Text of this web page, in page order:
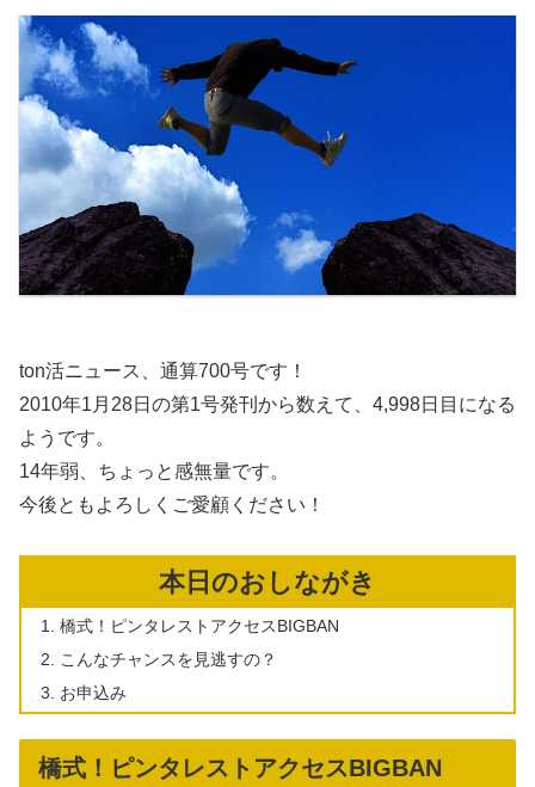
ton活ニュース、通算700号です！
2010年1月28日の第1号発刊から数えて、4,998日目になる
ようです。
14年弱、ちょっと感無量です。
今後ともよろしくご愛顧ください！
本日のおしながき
橋式！ピンタレストアクセスBIGBAN
こんなチャンスを見逃すの？
お申込み
橋式！ピンタレストアクセスBIGBAN